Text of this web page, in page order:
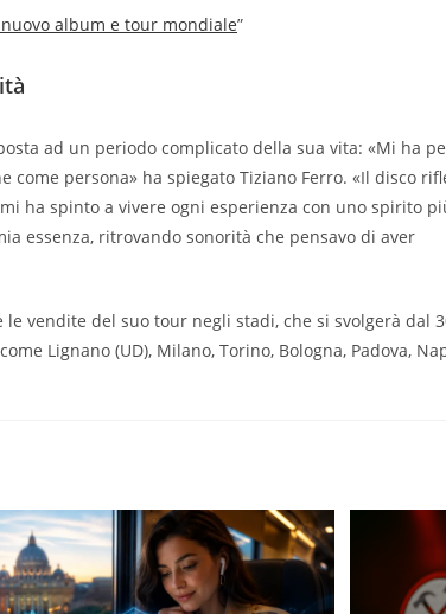
album e tour mondiale”
ad un periodo complicato della sua vita: «Mi ha
come persona» ha spiegato Tiziano Ferro. «Il disco
ha spinto a vivere ogni esperienza con uno spirito
essenza, ritrovando sonorità che pensavo di aver
vendite del suo tour negli stadi, che si svolgerà dal
Lignano (UD), Milano, Torino, Bologna, Padova,